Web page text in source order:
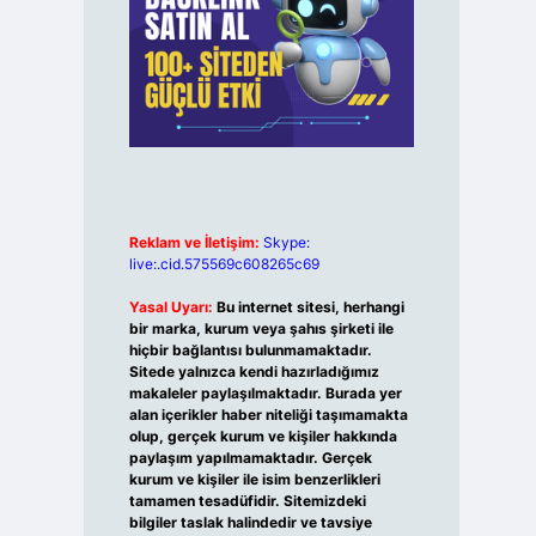
Reklam ve İletişim: Skype:
live:.cid.575569c608265c69
Yasal Uyarı: Bu internet sitesi, herhangi
bir marka, kurum veya şahıs şirketi ile
hiçbir bağlantısı bulunmamaktadır.
Sitede yalnızca kendi hazırladığımız
makaleler paylaşılmaktadır. Burada yer
alan içerikler haber niteliği taşımamakta
olup, gerçek kurum ve kişiler hakkında
paylaşım yapılmamaktadır. Gerçek
kurum ve kişiler ile isim benzerlikleri
tamamen tesadüfidir. Sitemizdeki
bilgiler taslak halindedir ve tavsiye